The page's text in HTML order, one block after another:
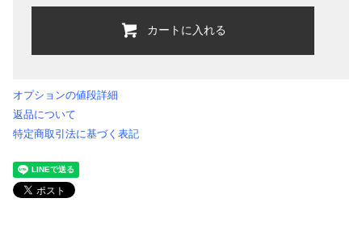
カートに入れる
オプションの値段詳細
返品について
特定商取引法に基づく表記